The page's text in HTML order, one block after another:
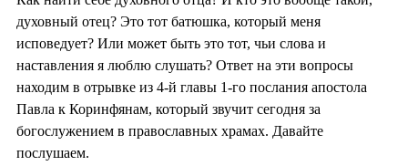
духовный отец? Это тот батюшка, который меня
исповедует? Или может быть это тот, чьи слова и
наставления я люблю слушать? Ответ на эти вопросы
находим в отрывке из 4-й главы 1-го послания апостола
Павла к Коринфянам, который звучит сегодня за
богослужением в православных храмах. Давайте
послушаем.